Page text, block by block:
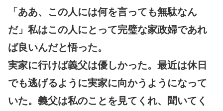
「ああ、この人には何を言っても無駄なん
だ」私はこの人にとって完璧な家政婦であれ
ば良いんだと悟った。
実家に行けば義父は優しかった。最近は休日
でも逃げるように実家に向かうようになって
いた。義父は私のことを見てくれ、聞いてく